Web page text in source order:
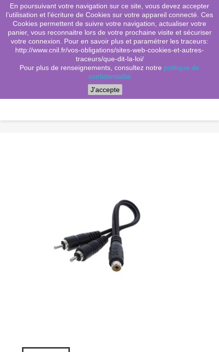
shopping_cart (0)

search
Menu
En poursuivant votre navigation sur ce site, vous devez accepter
l’utilisation et l'écriture de Cookies sur votre appareil connecté. Ces
Cookies permettent de suivre votre navigation, actualiser votre
panier, vous reconnaitre lors de votre prochaine visite et sécuriser
votre connexion. Pour en savoir plus et paramétrer les traceurs:
http://www.cnil.fr/vos-obligations/sites-web-cookies-et-autres-
traceurs/que-dit-la-loi/
Pour plus de renseignements, consultez notre politique de
confidentialité
J'accepte